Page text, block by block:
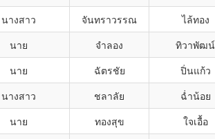
นางสาว จันทราวรรณ ไล้ทอง
นาย จำลอง ทิวาพัฒน์
นาย ฉัตรชัย ปิ่นแก้ว
นางสาว ชลาลัย ฉ่ำน้อย
นาย ทองสุข ใจเอื้อ